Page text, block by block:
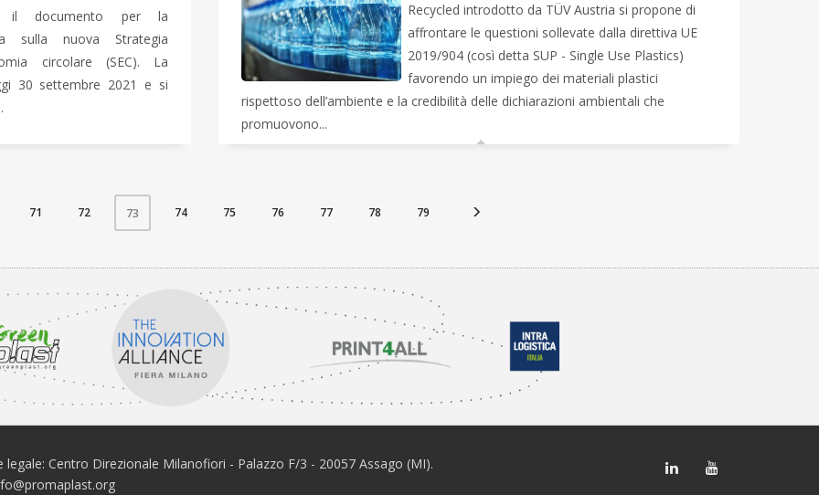
il documento per la
sulla nuova Strategia
circolare (SEC). La
30 settembre 2021 e si
Recycled introdotto da TÜV Austria si propone di
affrontare le questioni sollevate dalla direttiva UE
2019/904 (così detta SUP - Single Use Plastics)
favorendo un impiego dei materiali plastici
rispettoso dell’ambiente e la credibilità delle dichiarazioni ambientali che
promuovono...
71 72 73 74 75 76 77 78 79
Centro Direzionale Milanofiori - Palazzo F/3 - 20057 Assago (MI).